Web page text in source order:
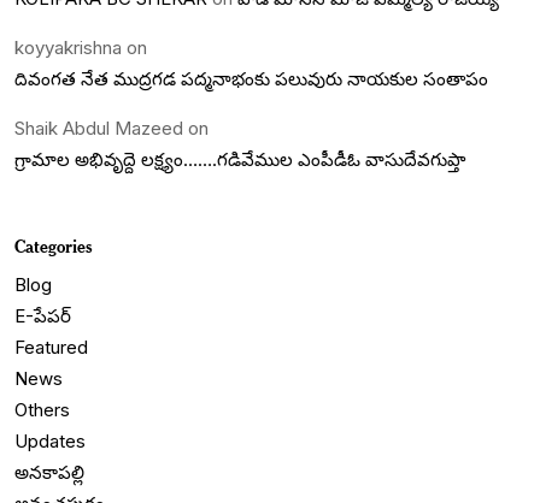
koyyakrishna on
దివంగత నేత ముద్రగడ పద్మనాభంకు పలువురు నాయకుల సంతాపం
Shaik Abdul Mazeed on
గ్రామాల అభివృద్దె లక్ష్యం…….గడివేముల ఎంపీడీఓ వాసుదేవగుప్తా
Categories
Blog
E-పేపర్
Featured
News
Others
Updates
అనకాపల్లి